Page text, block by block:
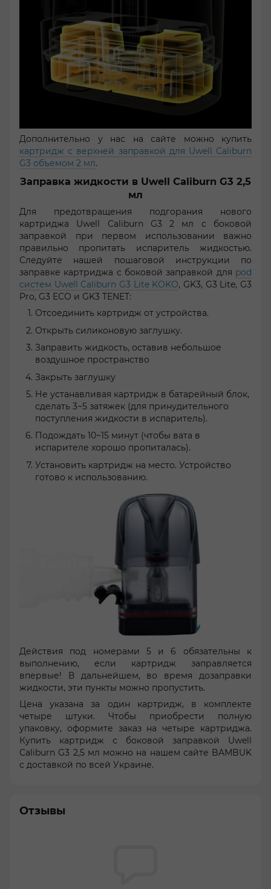
Дополнительно у нас на сайте можно купить
картридж с верхней заправкой для Uwell Caliburn
G3 объемом 2 мл.
Заправка жидкости в Uwell Caliburn G3 2,5
мл
Для предотвращения подгорания нового
картриджа Uwell Caliburn G3 2 мл с боковой
заправкой при первом использовании важно
правильно пропитать испаритель жидкостью.
Следуйте нашей пошаговой инструкции по
заправке картриджа с боковой заправкой для pod
систем Uwell Caliburn G3 Lite KOKO, GK3, G3 Lite, G3
Pro, G3 ECO и GK3 TENET:
Отсоединить картридж от устройства.
Открыть силиконовую заглушку.
Заправить жидкость, оставив небольшое
воздушное пространство
Закрыть заглушку
Не устанавливая картридж в батарейный блок,
сделать 3~5 затяжек (для принудительного
поступления жидкости в испаритель).
Подождать 10~15 минут (чтобы вата в
испарителе хорошо пропиталась).
Установить картридж на место. Устройство
готово к использованию.
Действия под номерами 5 и 6 обязательны к
выполнению, если картридж заправляется
впервые! В дальнейшем, во время дозаправки
жидкости, эти пункты можно пропустить.
Цена указана за один картридж, в комплекте
четыре штуки. Чтобы приобрести полную
упаковку, оформите заказ на четыре картриджа.
Купить картридж с боковой заправкой Uwell
Caliburn G3 2,5 мл можно на нашем сайте BAMBUK
с доставкой по всей Украине.
Отзывы